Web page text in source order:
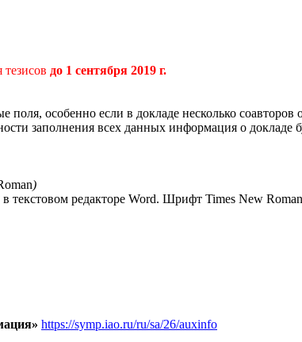
до 1 сентября 2019 г.
поля, особенно если в докладе несколько
заполнения всех данных информация о докладе
)
редакторе Word. Шрифт Times New
https://symp.iao.ru/ru/sa/26/auxinfo